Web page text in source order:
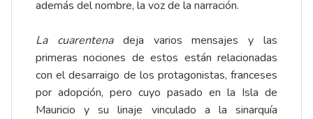
además del nombre, la voz de la narración.
La cuarentenadeja varios mensajes y las
primeras nociones de estos están relacionadas
con el desarraigo de los protagonistas, franceses
por adopción, pero cuyo pasado en la Isla de
Mauricio y su linaje vinculado a la sinarquía